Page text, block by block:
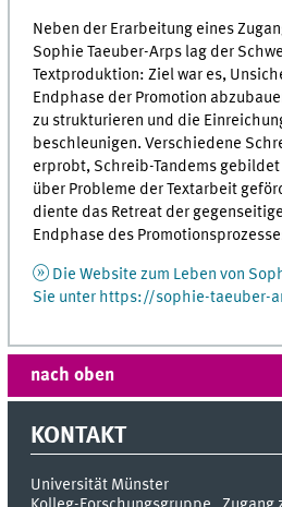
Neben der Erarbeitung eines
Sophie Taeuber-Arps lag der
Textproduktion: Ziel war es,
Endphase der Promotion
zu strukturieren und die
beschleunigen. Verschiedene
erprobt, Schreib-Tandems
über Probleme der Textarbeit
diente das Retreat der
Endphase des
Die Website zum Leben von
Sie unter https://sophie-taeuber-
nach oben
KONTAKT
Universität Münster